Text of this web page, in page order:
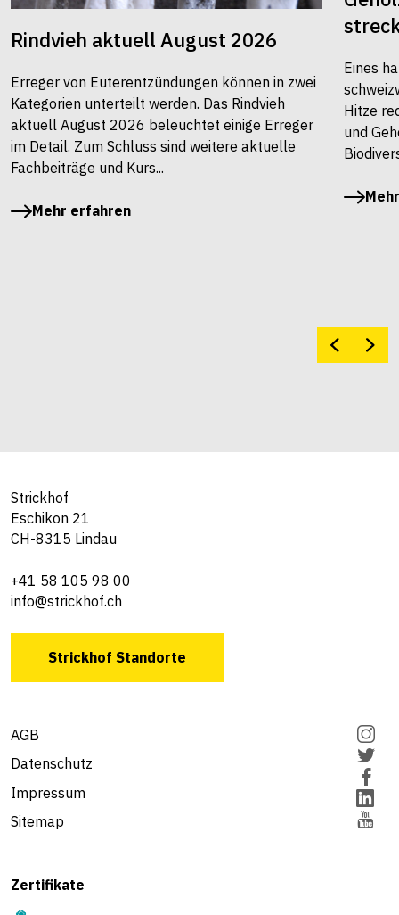
Rindvieh aktuell August 2026
Erreger von Euterentzündungen können in zwei
Kategorien unterteilt werden. Das Rindvieh
aktuell August 2026 beleuchtet einige Erreger
im Detail. Zum Schluss sind weitere aktuelle
Fachbeiträge und Kurs...
Mehr erfahren
Eines
Hitze
und
Strickhof
Eschikon 21
CH-8315 Lindau
+41 58 105 98 00
info@strickhof.ch
Strickhof Standorte
AGB
Datenschutz
Impressum
Sitemap
Zertifikate